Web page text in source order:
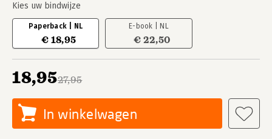
Kies uw bindwijze
Paperback | NL
€ 18,95
E-book | NL
€ 22,50
27,95
18,95
In winkelwagen